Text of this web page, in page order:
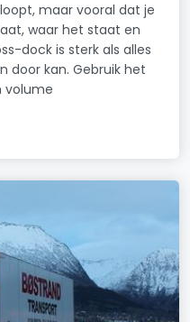
maar vooral dat je
waar het staat en
dock is sterk als alles
door kan. Gebruik het
volume